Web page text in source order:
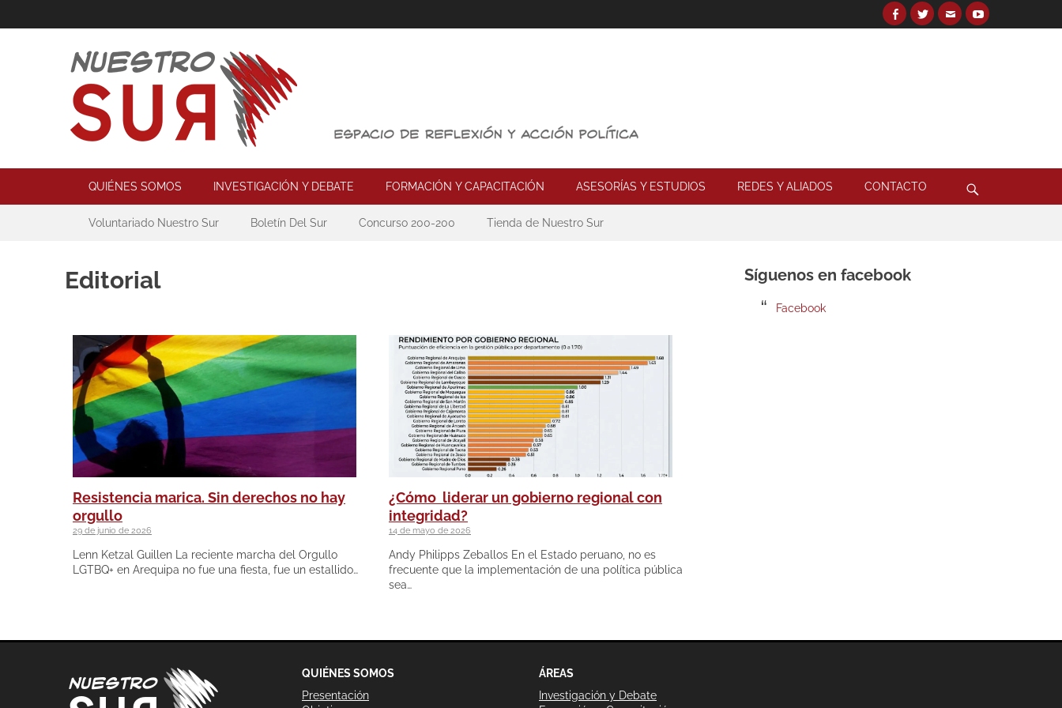
Facebook
TwitterEmailYouTube
Nuestro Sur
Espacio de reflexión y acción política
Primary Menu
QUIÉNES SOMOS INVESTIGACIÓN Y DEBATE FORMACIÓN Y CAPACITACIÓN ASESORÍAS Y ESTUDIOS REDES Y ALIADOS CONTACTO
Secondary Menu
Voluntariado Nuestro Sur Boletín Del Sur Concurso 200-200 Tienda de Nuestro Sur
Editorial
Resistencia marica. Sin derechos no hay
orgullo
29 de junio de 2026
Lenn Ketzal Guillen La reciente marcha del Orgullo
LGTBQ+ en Arequipa no fue una fiesta, fue un estallido…
¿Cómo liderar un gobierno regional con
integridad?
14 de mayo de 2026
Andy Philipps Zeballos En el Estado peruano, no es
frecuente que la implementación de una política pública
sea…
Síguenos en facebook
Facebook
QUIÉNES SOMOS
Presentación
ÁREAS
Investigación y Debate